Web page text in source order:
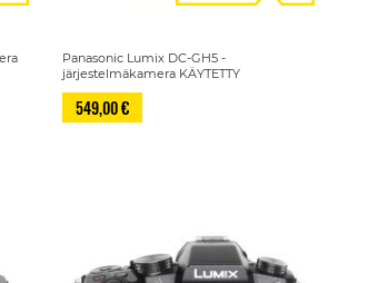
Panasonic Lumix DC-GH5 -
järjestelmäkamera KÄYTETTY
549,00 €